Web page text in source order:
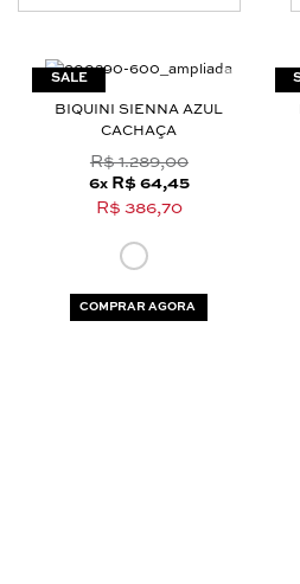
BIQUINI SIENNA AZUL
CACHAÇA
R$ 1.289,00
6x R$ 64,45
R$ 386,70
COMPRAR AGORA